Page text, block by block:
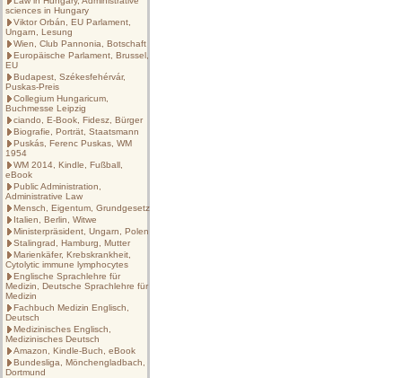
sciences in Hungary
Viktor Orbán, EU Parlament,
Ungarn, Lesung
Wien, Club Pannonia, Botschaft
Europäische Parlament, Brussel,
EU
Budapest, Székesfehérvár,
Puskas-Preis
Collegium Hungaricum,
Buchmesse Leipzig
ciando, E-Book, Fidesz, Bürger
Biografie, Porträt, Staatsmann
Puskás, Ferenc Puskas, WM
1954
WM 2014, Kindle, Fußball,
eBook
Public Administration,
Administrative Law
Mensch, Eigentum, Grundgesetz
Italien, Berlin, Witwe
Ministerpräsident, Ungarn, Polen
Stalingrad, Hamburg, Mutter
Marienkäfer, Krebskrankheit,
Cytolytic immune lymphocytes
Englische Sprachlehre für
Medizin, Deutsche Sprachlehre für
Medizin
Fachbuch Medizin Englisch,
Deutsch
Medizinisches Englisch,
Medizinisches Deutsch
Amazon, Kindle-Buch, eBook
Bundesliga, Mönchengladbach,
Dortmund